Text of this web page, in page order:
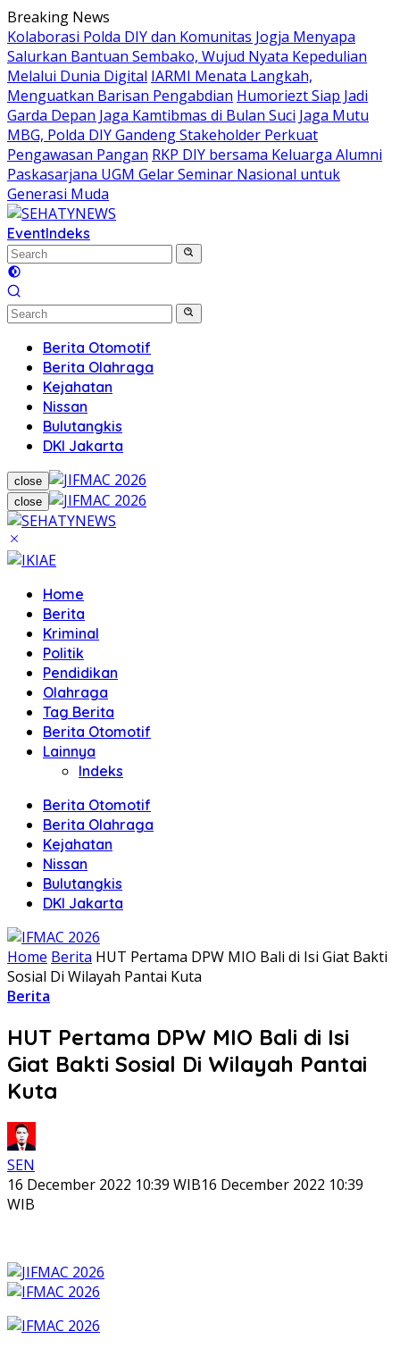
Skip
to
content
Breaking News
Kolaborasi Polda DIY dan Komunitas Jogja Menyapa
Salurkan Bantuan Sembako, Wujud Nyata Kepedulian
Melalui Dunia Digital IARMI Menata Langkah,
Menguatkan Barisan Pengabdian Humoriezt Siap Jadi
Garda Depan Jaga Kamtibmas di Bulan Suci Jaga Mutu
MBG, Polda DIY Gandeng Stakeholder Perkuat
Pengawasan Pangan RKP DIY bersama Keluarga Alumni
Paskasarjana UGM Gelar Seminar Nasional untuk
Generasi Muda
EventIndeks
Berita Otomotif
Berita Olahraga
Kejahatan
Nissan
Bulutangkis
DKI Jakarta
close
close
Home
Berita
Kriminal
Politik
Pendidikan
Olahraga
Tag Berita
Berita Otomotif
Lainnya
Indeks
Berita Otomotif
Berita Olahraga
Kejahatan
Nissan
Bulutangkis
DKI Jakarta
Home Berita HUT Pertama DPW MIO Bali di Isi Giat Bakti
Sosial Di Wilayah Pantai Kuta
Berita
HUT Pertama DPW MIO Bali di Isi
Giat Bakti Sosial Di Wilayah Pantai
Kuta
SEN
16 December 2022 10:39 WIB16 December 2022 10:39
WIB